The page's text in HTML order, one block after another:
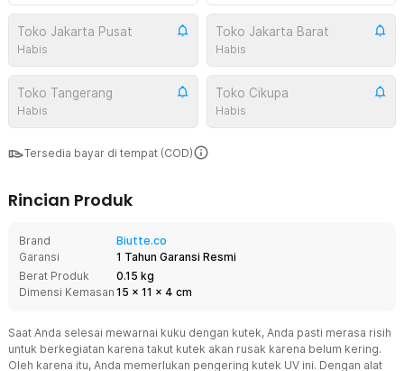
Toko Jakarta Pusat
Habis
Toko Jakarta Barat
Habis
Toko Tangerang
Habis
Toko Cikupa
Habis
Tersedia bayar di tempat (COD)
Rincian Produk
Brand
Biutte.co
Garansi
1 Tahun Garansi Resmi
Berat Produk
0.15 kg
Dimensi Kemasan 15 x 11 x 4 cm
Saat Anda selesai mewarnai kuku dengan kutek, Anda pasti merasa risih
untuk berkegiatan karena takut kutek akan rusak karena belum kering.
Oleh karena itu, Anda memerlukan pengering kutek UV ini. Dengan alat